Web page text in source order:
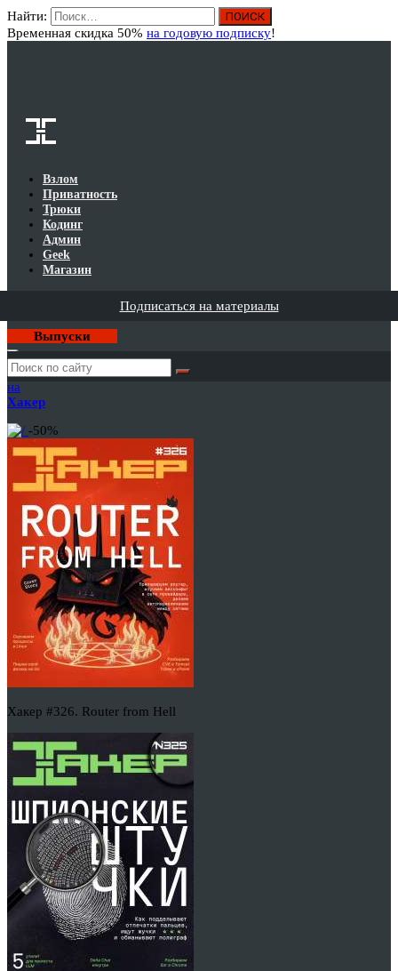
Найти:
Временная скидка 50% на годовую подписку!
Взлом
Приватность
Трюки
Кодинг
Админ
Geek
Магазин
Подписаться на материалы
Выпуски
Годовая
подписка
на
Хакер
-50%
Хакер #326. Router from Hell